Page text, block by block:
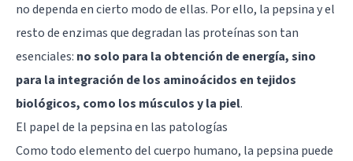
no dependa en cierto modo de ellas. Por ello, la pepsina y el
resto de enzimas que degradan las proteínas son tan
esenciales: no solo para la obtención de energía, sino
para la integración de los aminoácidos en tejidos
biológicos, como los músculos y la piel.
El papel de la pepsina en las patologías
Como todo elemento del cuerpo humano, la pepsina puede